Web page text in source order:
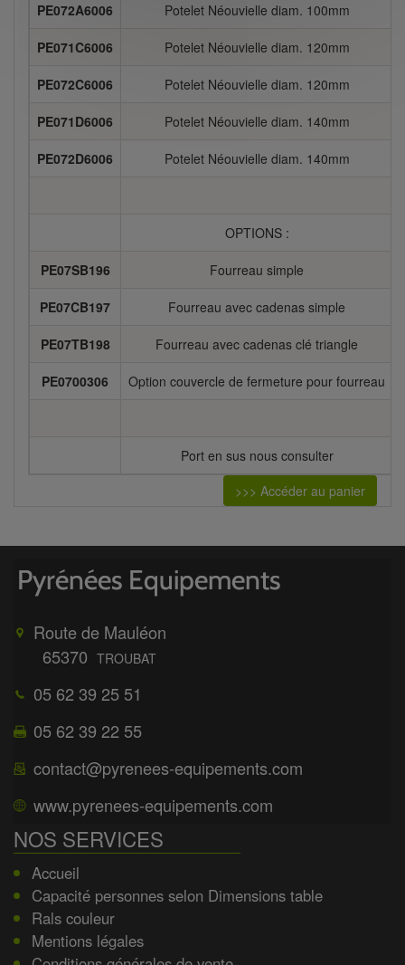
PE072A6006 Potelet Néouvielle diam. 100mm
PE071C6006 Potelet Néouvielle diam. 120mm
PE072C6006 Potelet Néouvielle diam. 120mm
PE071D6006 Potelet Néouvielle diam. 140mm
PE072D6006 Potelet Néouvielle diam. 140mm
OPTIONS :
PE07SB196 Fourreau simple
PE07CB197 Fourreau avec cadenas simple
PE07TB198 Fourreau avec cadenas clé triangle
PE0700306 Option couvercle de fermeture pour fourreau
Port en sus nous consulter
>>> Accéder au panier
Route de Mauléon
65370 TROUBAT
05 62 39 25 51
05 62 39 22 55
contact@pyrenees-equipements.com
www.pyrenees-equipements.com
NOS SERVICES
Accueil
Capacité personnes selon Dimensions table
Rals couleur
Mentions légales